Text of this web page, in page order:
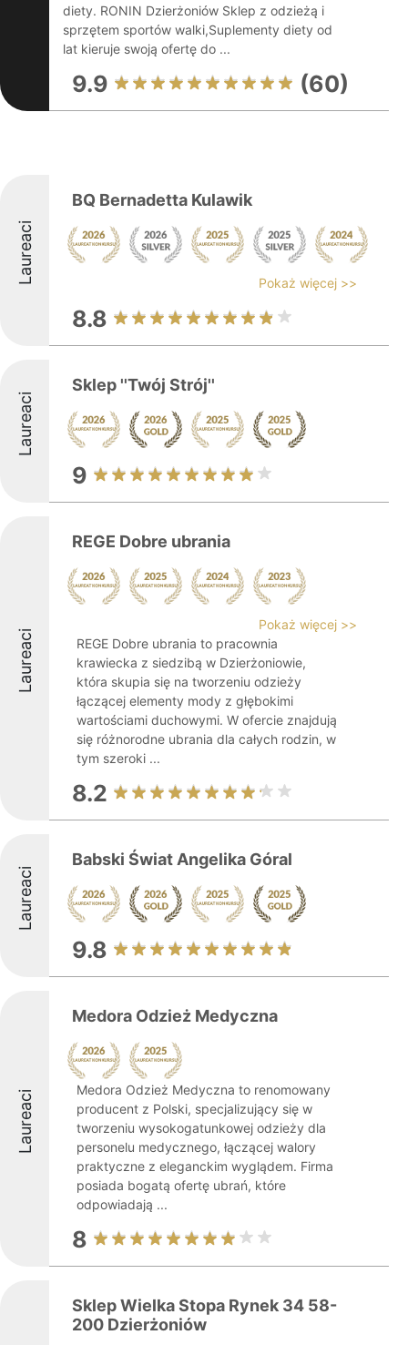
diety. RONIN Dzierżoniów Sklep z odzieżą i
sprzętem sportów walki,Suplementy diety od
lat kieruje swoją ofertę do ...
9.9 (60)
Laureaci
BQ Bernadetta Kulawik
Pokaż więcej >>
8.8
Laureaci
Sklep ''Twój Strój''
9
Laureaci
REGE Dobre ubrania
Pokaż więcej >>
REGE Dobre ubrania to pracownia
krawiecka z siedzibą w Dzierżoniowie,
która skupia się na tworzeniu odzieży
łączącej elementy mody z głębokimi
wartościami duchowymi. W ofercie znajdują
się różnorodne ubrania dla całych rodzin, w
tym szeroki ...
8.2
Laureaci
Babski Świat Angelika Góral
9.8
Laureaci
Medora Odzież Medyczna
Medora Odzież Medyczna to renomowany
producent z Polski, specjalizujący się w
tworzeniu wysokogatunkowej odzieży dla
personelu medycznego, łączącej walory
praktyczne z eleganckim wyglądem. Firma
posiada bogatą ofertę ubrań, które
odpowiadają ...
8
Sklep Wielka Stopa Rynek 34 58-
200 Dzierżoniów